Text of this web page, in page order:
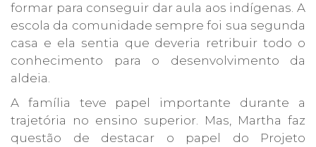
formar para conseguir dar aula aos indígenas. A
escola da comunidade sempre foi sua segunda
casa e ela sentia que deveria retribuir todo o
conhecimento para o desenvolvimento da
aldeia.
A família teve papel importante durante a
trajetória no ensino superior. Mas, Martha faz
questão de destacar o papel do Projeto